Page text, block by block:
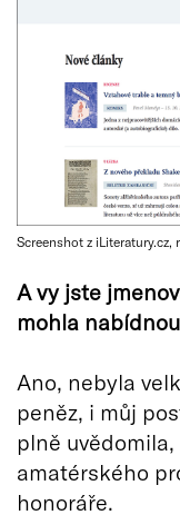
Screenshot z iLiteratury.cz,
A vy jste
mohla
Ano, nebyla
peněz, i můj
plně
amatérského
honoráře.